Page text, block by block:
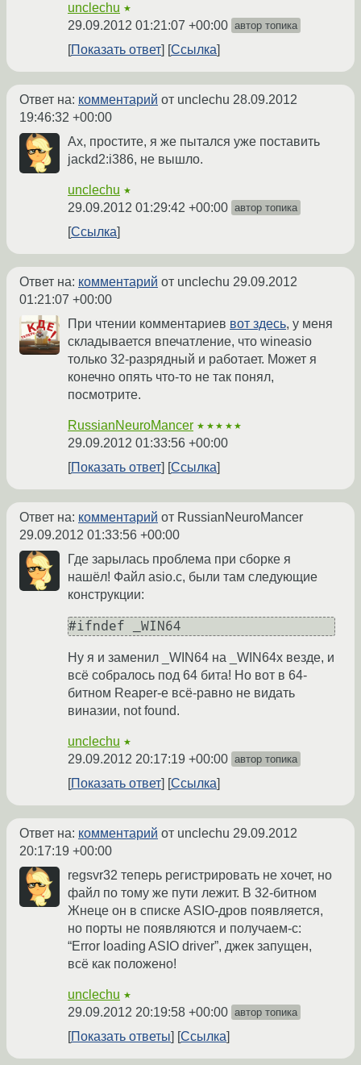
unclechu ★
29.09.2012 01:21:07 +00:00 автор топика
Показать ответ Ссылка
Ответ на: комментарий от unclechu 28.09.2012
19:46:32 +00:00
Ах, простите, я же пытался уже поставить
jackd2:i386, не вышло.
unclechu ★
29.09.2012 01:29:42 +00:00 автор топика
Ссылка
Ответ на: комментарий от unclechu 29.09.2012
01:21:07 +00:00
При чтении комментариев вот здесь, у меня
складывается впечатление, что wineasio
только 32-разрядный и работает. Может я
конечно опять что-то не так понял,
посмотрите.
RussianNeuroMancer ★★★★★
29.09.2012 01:33:56 +00:00
Показать ответ
Ссылка
Ответ на: комментарий от RussianNeuroMancer
29.09.2012 01:33:56 +00:00
Где зарылась проблема при сборке я
нашёл! Файл asio.c, были там следующие
конструкции:
Ну я и заменил _WIN64 на _WIN64x везде, и
всё собралось под 64 бита! Но вот в 64-
битном Reaper-е всё-равно не видать
виназии, not found.
unclechu ★
29.09.2012 20:17:19 +00:00 автор топика
Показать ответ Ссылка
Ответ на: комментарий от unclechu 29.09.2012
20:17:19 +00:00
regsvr32 теперь регистрировать не хочет, но
файл по тому же пути лежит. В 32-битном
Жнеце он в списке ASIO-дров появляется,
но порты не появляются и получаем-с:
“Error loading ASIO driver”, джек запущен,
всё как положено!
unclechu ★
29.09.2012 20:19:58 +00:00 автор топика
Показать ответы Ссылка